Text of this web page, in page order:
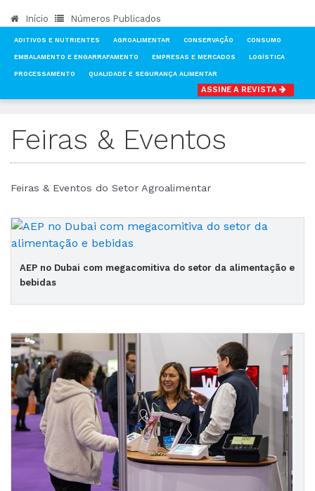
Início Números Publicados
ADITIVOS E NUTRIENTES AGROALIMENTAR CONSERVAÇÃO CONSUMO
EMBALAMENTO E ENGARRAFAMENTO EMPRESAS E MERCADOS LOGÍSTICA
PROCESSAMENTO QUALIDADE E SEGURANÇA ALIMENTAR
ASSINE A REVISTA
Feiras & Eventos
Feiras & Eventos do Setor Agroalimentar
AEP no Dubai com megacomitiva do setor da alimentação e
bebidas